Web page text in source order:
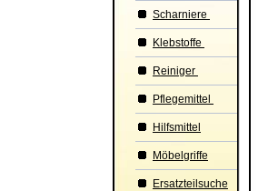
Scharniere
Klebstoffe
Reiniger
Pflegemittel
Hilfsmittel
Möbelgriffe
Ersatzteilsuche